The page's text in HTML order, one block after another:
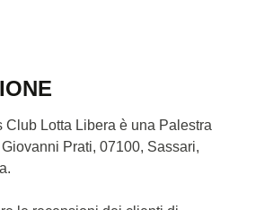
Club Lotta Libera è una Palestra
Prati, 07100, Sassari,